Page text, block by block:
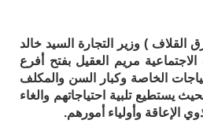
القلاف ) وزير التجارة السيد خالد
مريم العقيل بفتح أفرع
الخاصة وكبار السن والمكلف
يستطيع تلبية احتياجاتهم والغاء
الإعاقة وأولياء أمورهم.